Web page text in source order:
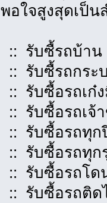
พอใจสูงสุดเป็น
:: รับซื้รถบ้าน
:: รับซื้รถกระ
:: รับซื้อรถเก๋
:: รับซื้อรถเจ้
:: รับซื้อรถทุก
:: รับซื้อรถทุก
:: รับซื้อรถโด
:: รับซื้อรถติ